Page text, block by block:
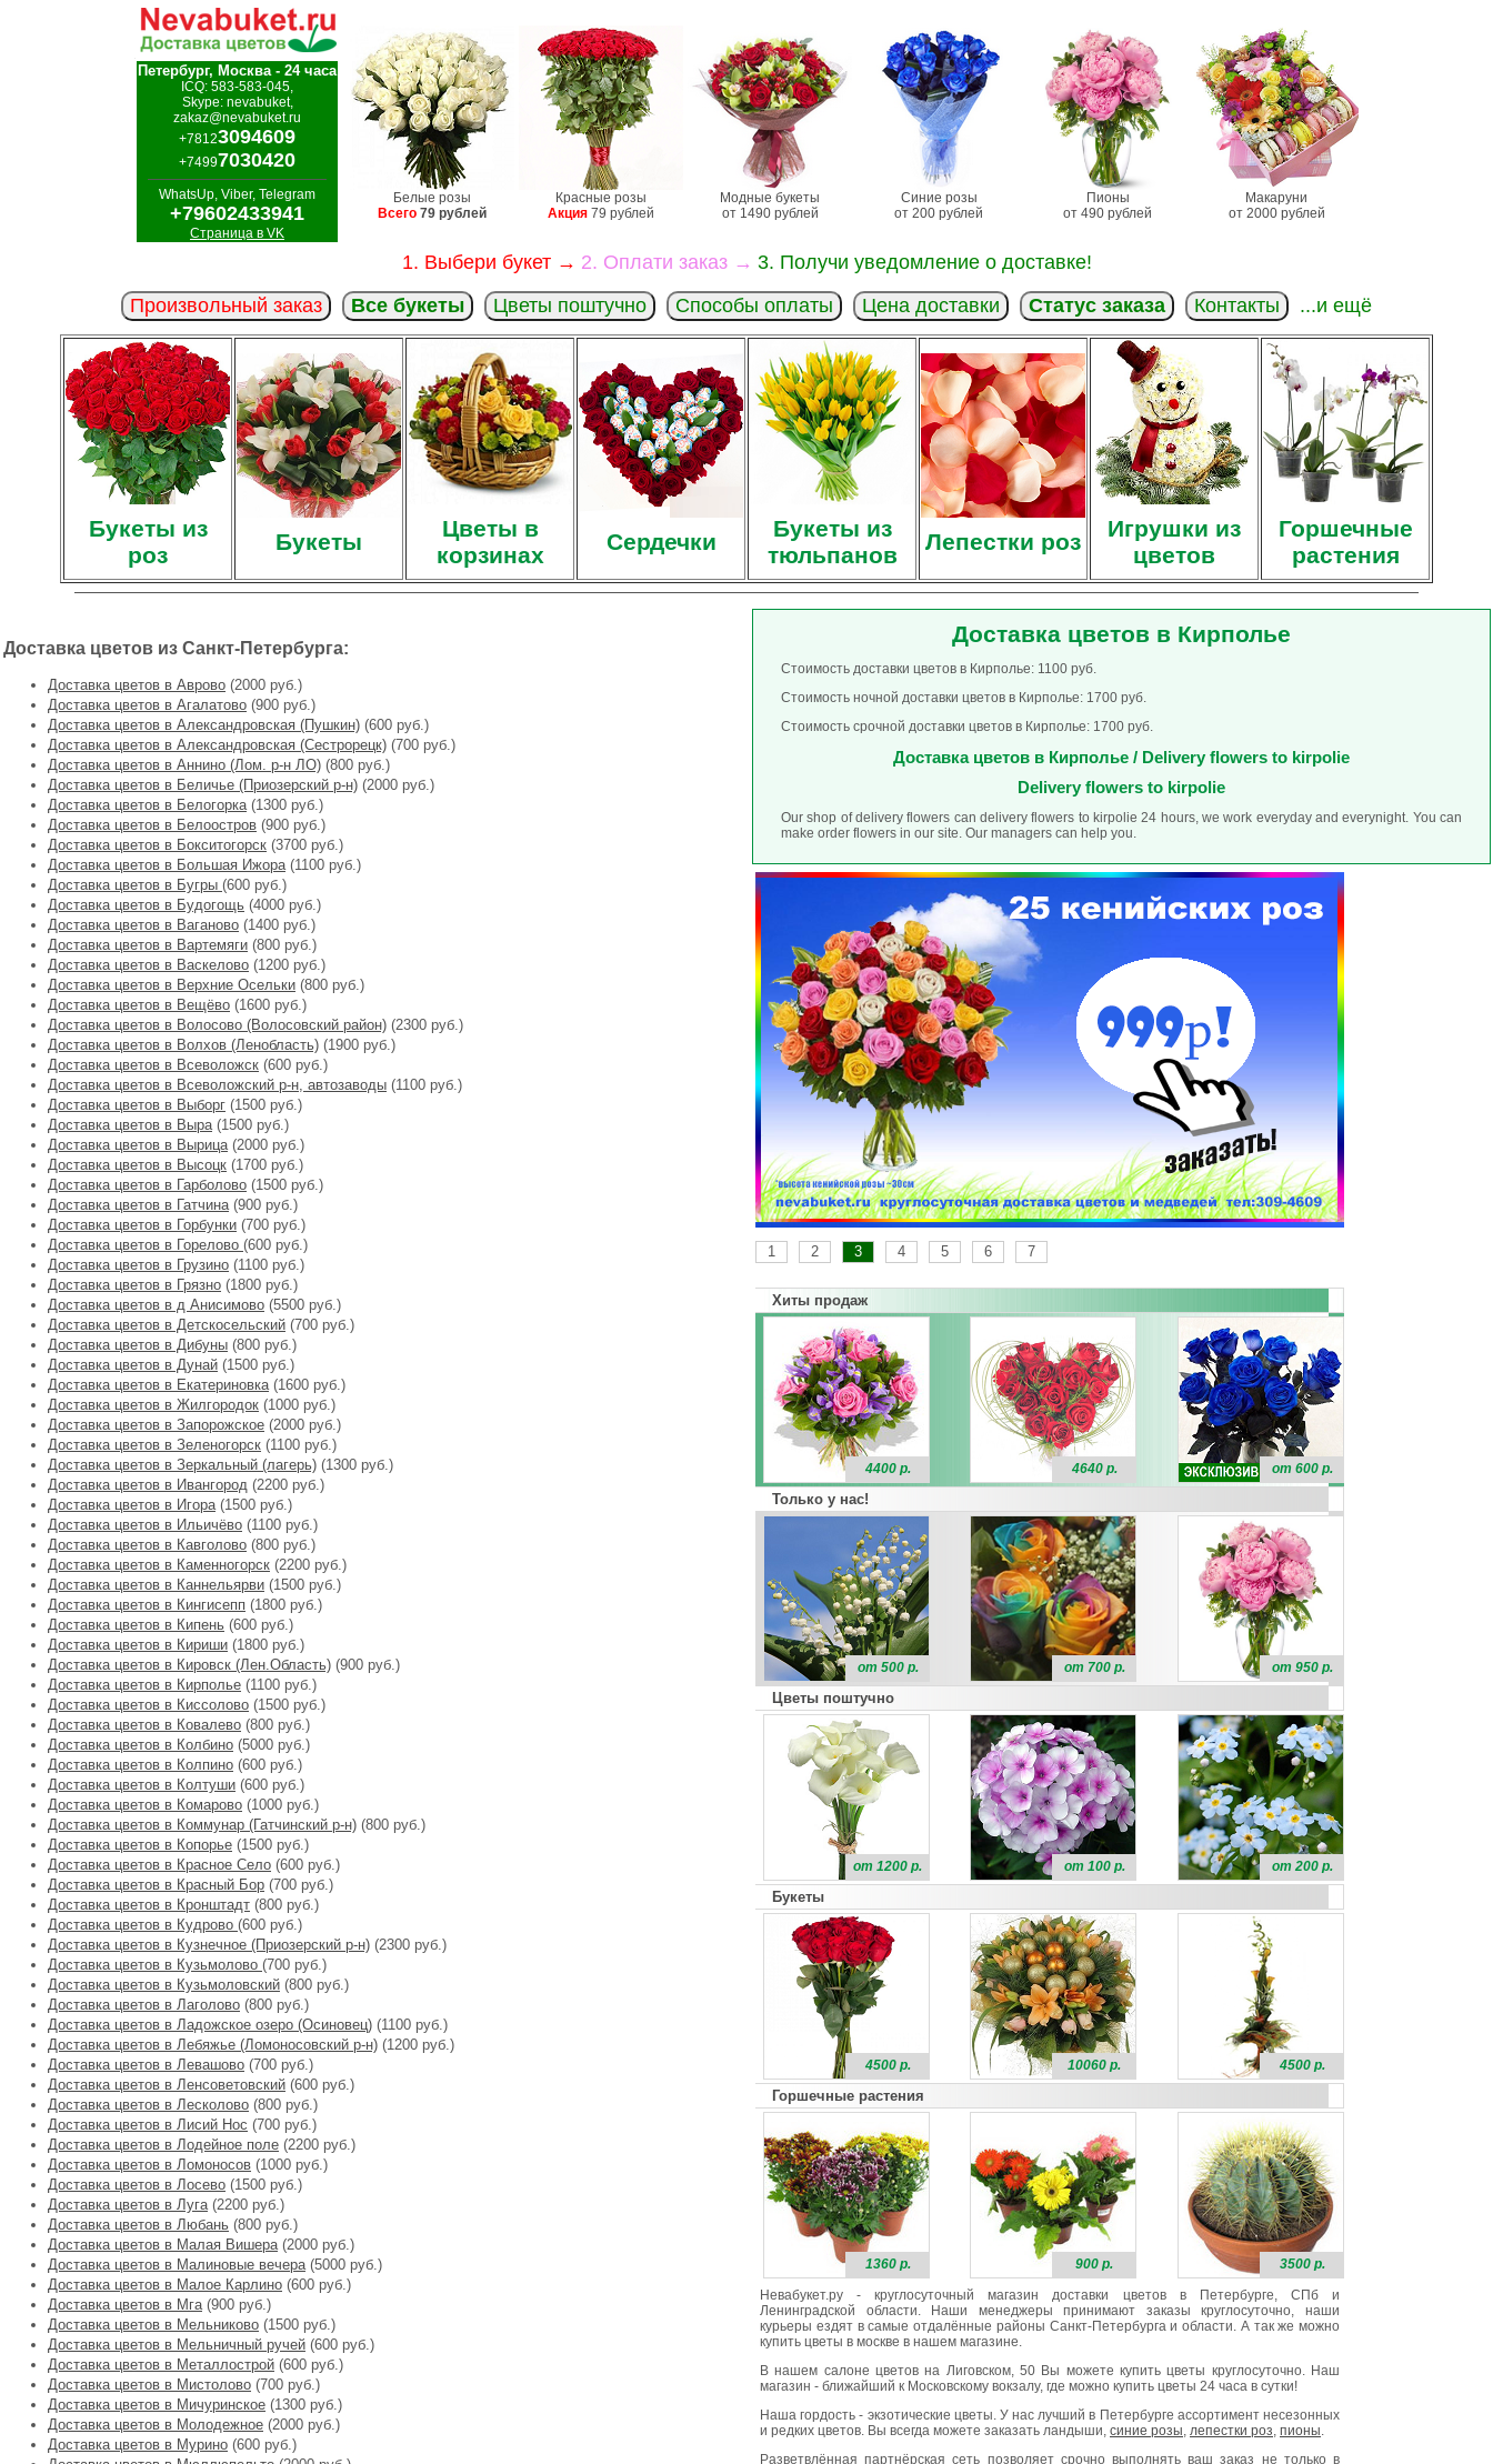
Петербург, Москва - 24 часа
ICQ: 583-583-045,
Skype: nevabuket,
zakaz@nevabuket.ru
+78123094609
+74997030420
WhatsUp, Viber, Telegram
+79602433941
Страница в VK
Белые розы
Всего 79 рублей
Красные розы
Акция 79 рублей
Модные букеты
от 1490 рублей
Синие розы
от 200 рублей
Пионы
от 490 рублей
Макаруни
от 2000 рублей
1. Выбери букет → 2. Оплати заказ → 3. Получи уведомление о доставке!
Произвольный заказ
Все букеты Цветы поштучно Способы оплаты Цена доставки Статус заказа Контакты ...и ещё
Букеты из
роз
Букеты
Цветы в
корзинах
Сердечки
Букеты из
тюльпанов
Лепестки роз
Игрушки из
цветов
Горшечные
растения
Доставка цветов из Санкт-Петербурга:
Доставка цветов в Аврово (2000 руб.)
Доставка цветов в Агалатово (900 руб.)
Доставка цветов в Александровская (Пушкин) (600 руб.)
Доставка цветов в Александровская (Сестрорецк) (700 руб.)
Доставка цветов в Аннино (Лом. р-н ЛО) (800 руб.)
Доставка цветов в Беличье (Приозерский р-н) (2000 руб.)
Доставка цветов в Белогорка(1300 руб.)
Доставка цветов в Белоостров (900 руб.)
Доставка цветов в Бокситогорск (3700 руб.)
Доставка цветов в Большая Ижора(1100 руб.)
Доставка цветов в Бугры (600 руб.)
Доставка цветов в Будогощь (4000 руб.)
Доставка цветов в Ваганово (1400 руб.)
Доставка цветов в Вартемяги (800 руб.)
Доставка цветов в Васкелово (1200 руб.)
Доставка цветов в Верхние Осельки (800 руб.)
Доставка цветов в Вещёво (1600 руб.)
Доставка цветов в Волосово (Волосовский район) (2300 руб.)
Доставка цветов в Волхов (Ленобласть) (1900 руб.)
Доставка цветов в Всеволожск (600 руб.)
Доставка цветов в Всеволожский р-н, автозаводы (1100 руб.)
Доставка цветов в Выборг (1500 руб.)
Доставка цветов в Выра(1500 руб.)
Доставка цветов в Вырица(2000 руб.)
Доставка цветов в Высоцк (1700 руб.)
Доставка цветов в Гарболово (1500 руб.)
Доставка цветов в Гатчина(900 руб.)
Доставка цветов в Горбунки (700 руб.)
Доставка цветов в Горелово (600 руб.)
Доставка цветов в Грузино (1100 руб.)
Доставка цветов в Грязно (1800 руб.)
Доставка цветов в д Анисимово (5500 руб.)
Доставка цветов в Детскосельский (700 руб.)
Доставка цветов в Дибуны (800 руб.)
Доставка цветов в Дунай (1500 руб.)
Доставка цветов в Екатериновка(1600 руб.)
Доставка цветов в Жилгородок (1000 руб.)
Доставка цветов в Запорожское (2000 руб.)
Доставка цветов в Зеленогорск (1100 руб.)
Доставка цветов в Зеркальный (лагерь) (1300 руб.)
Доставка цветов в Ивангород (2200 руб.)
Доставка цветов в Игора(1500 руб.)
Доставка цветов в Ильичёво (1100 руб.)
Доставка цветов в Кавголово (800 руб.)
Доставка цветов в Каменногорск (2200 руб.)
Доставка цветов в Каннельярви (1500 руб.)
Доставка цветов в Кингисепп (1800 руб.)
Доставка цветов в Кипень (600 руб.)
Доставка цветов в Кириши (1800 руб.)
Доставка цветов в Кировск (Лен.Область) (900 руб.)
Доставка цветов в Кирполье (1100 руб.)
Доставка цветов в Киссолово (1500 руб.)
Доставка цветов в Ковалево (800 руб.)
Доставка цветов в Колбино (5000 руб.)
Доставка цветов в Колпино (600 руб.)
Доставка цветов в Колтуши (600 руб.)
Доставка цветов в Комарово (1000 руб.)
Доставка цветов в Коммунар (Гатчинский р-н) (800 руб.)
Доставка цветов в Копорье (1500 руб.)
Доставка цветов в Красное Село (600 руб.)
Доставка цветов в Красный Бор (700 руб.)
Доставка цветов в Кронштадт (800 руб.)
Доставка цветов в Кудрово (600 руб.)
Доставка цветов в Кузнечное (Приозерский р-н) (2300 руб.)
Доставка цветов в Кузьмолово (700 руб.)
Доставка цветов в Кузьмоловский (800 руб.)
Доставка цветов в Лаголово (800 руб.)
Доставка цветов в Ладожское озеро (Осиновец) (1100 руб.)
Доставка цветов в Лебяжье (Ломоносовский р-н) (1200 руб.)
Доставка цветов в Левашово (700 руб.)
Доставка цветов в Ленсоветовский (600 руб.)
Доставка цветов в Лесколово (800 руб.)
Доставка цветов в Лисий Нос (700 руб.)
Доставка цветов в Лодейное поле (2200 руб.)
Доставка цветов в Ломоносов (1000 руб.)
Доставка цветов в Лосево (1500 руб.)
Доставка цветов в Луга(2200 руб.)
Доставка цветов в Любань (800 руб.)
Доставка цветов в Малая Вишера(2000 руб.)
Доставка цветов в Малиновые вечера(5000 руб.)
Доставка цветов в Малое Карлино (600 руб.)
Доставка цветов в Мга(900 руб.)
Доставка цветов в Мельниково (1500 руб.)
Доставка цветов в Мельничный ручей (600 руб.)
Доставка цветов в Металлострой (600 руб.)
Доставка цветов в Мистолово (700 руб.)
Доставка цветов в Мичуринское (1300 руб.)
Доставка цветов в Молодежное (2000 руб.)
Доставка цветов в Мурино (600 руб.)
Доставка цветов в Кирполье
Стоимость доставки цветов в Кирполье: 1100 руб.
Стоимость ночной доставки цветов в Кирполье: 1700 руб.
Стоимость срочной доставки цветов в Кирполье: 1700 руб.
Доставка цветов в Кирполье / Delivery flowers to kirpolie
Delivery flowers to kirpolie
Our shop of delivery flowers can delivery flowers to kirpolie 24 hours, we work everyday and everynight. You can
make order flowers in our site. Our managers can help you.
1 2 3 4 5 6 7
Хиты продаж
4400 р. 4640 р. от 600 р.
Только у нас!
от 500 р. от 700 р. от 950 р.
Цветы поштучно
от 1200 р. от 100 р. от 200 р.
Букеты
4500 р. 10060 р. 4500 р.
Горшечные растения
1360 р. 900 р.
3500 р.
Невабукет.ру - круглосуточный магазин доставки цветов в Петербурге, СПб и
Ленинградской области. Наши менеджеры принимают заказы круглосуточно, наши
курьеры ездят в самые отдалённые районы Санкт-Петербурга и области. А так же можно
купить цветы в москве в нашем магазине.
В нашем салоне цветов на Лиговском, 50 Вы можете купить цветы круглосуточно. Наш
магазин - ближайший к Московскому вокзалу, где можно купить цветы 24 часа в сутки!
Наша гордость - экзотические цветы. У нас лучший в Петербурге ассортимент несезонных
и редких цветов. Вы всегда можете заказать ландыши, синие розы, лепестки роз, пионы.
Разветвлённая партнёрская сеть позволяет срочно выполнять ваш заказ не только в